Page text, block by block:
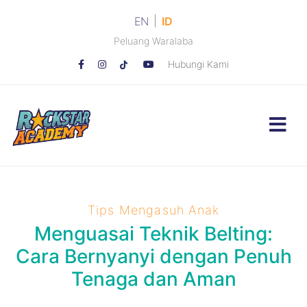
EN ID
Peluang Waralaba
Hubungi Kami
Tips Mengasuh Anak
Menguasai Teknik Belting:
Cara Bernyanyi dengan Penuh
Tenaga dan Aman